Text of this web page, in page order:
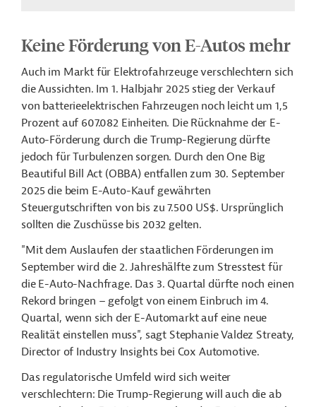
Keine Förderung von E-Autos mehr
Auch im Markt für Elektrofahrzeuge verschlechtern sich
die Aussichten. Im 1. Halbjahr 2025 stieg der Verkauf
von batterieelektrischen Fahrzeugen noch leicht um 1,5
Prozent auf 607.082 Einheiten. Die Rücknahme der E-
Auto-Förderung durch die Trump-Regierung dürfte
jedoch für Turbulenzen sorgen. Durch den One Big
Beautiful Bill Act (OBBA) entfallen zum 30. September
2025 die beim E-Auto-Kauf gewährten
Steuergutschriften von bis zu 7.500 US$. Ursprünglich
sollten die Zuschüsse bis 2032 gelten.
"Mit dem Auslaufen der staatlichen Förderungen im
September wird die 2. Jahreshälfte zum Stresstest für
die E-Auto-Nachfrage. Das 3. Quartal dürfte noch einen
Rekord bringen – gefolgt von einem Einbruch im 4.
Quartal, wenn sich der E-Automarkt auf eine neue
Realität einstellen muss", sagt Stephanie Valdez Streaty,
Director of Industry Insights bei Cox Automotive.
Das regulatorische Umfeld wird sich weiter
verschlechtern: Die Trump-Regierung will auch die ab